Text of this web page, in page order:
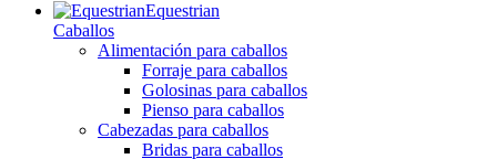
Equestrian
Caballos
Alimentación para caballos
Forraje para caballos
Golosinas para caballos
Pienso para caballos
Cabezadas para caballos
Bridas para caballos